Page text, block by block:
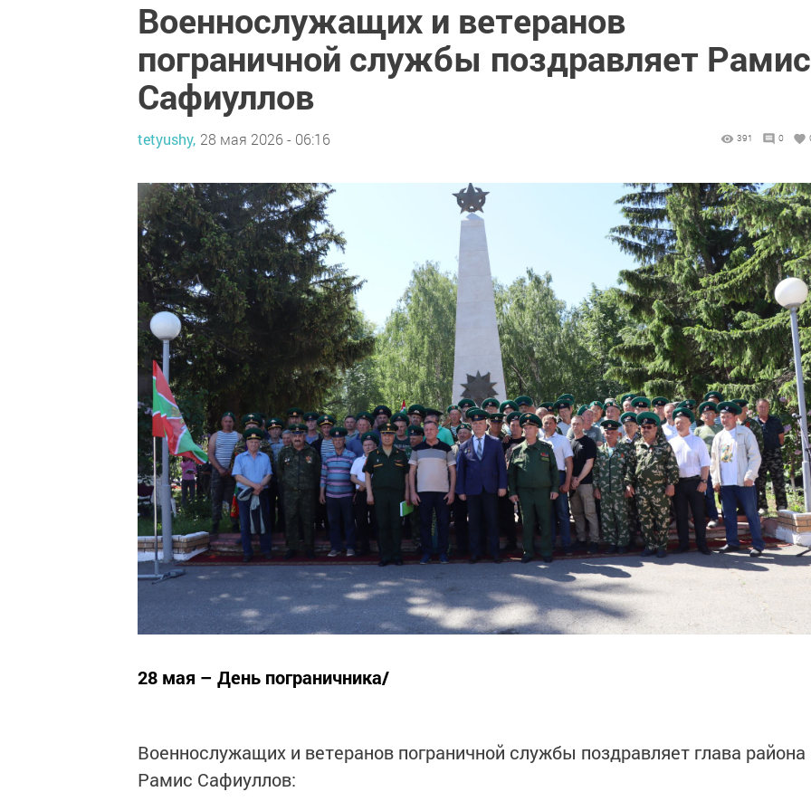
Военнослужащих и ветеранов
пограничной службы поздравляет Рамис
Сафиуллов
tetyushy, 28 мая 2026 - 06:16 391 0
28 мая – День пограничника/
Военнослужащих и ветеранов пограничной службы ­поздравляет глава района
Рамис Сафиуллов: